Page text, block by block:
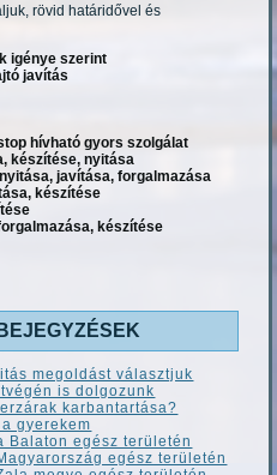
rövid határidővel és
igénye szerint
javítás
hívható gyors szolgálat
készítése, nyitása
javítása, forgalmazása
készítése
készítése
megoldást választjuk
is dolgozunk
karbantartása?
gyerekem
Balaton egész területén
egész területén